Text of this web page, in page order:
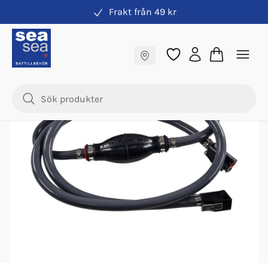
Frakt från 49 kr
Samma pris online & i butik